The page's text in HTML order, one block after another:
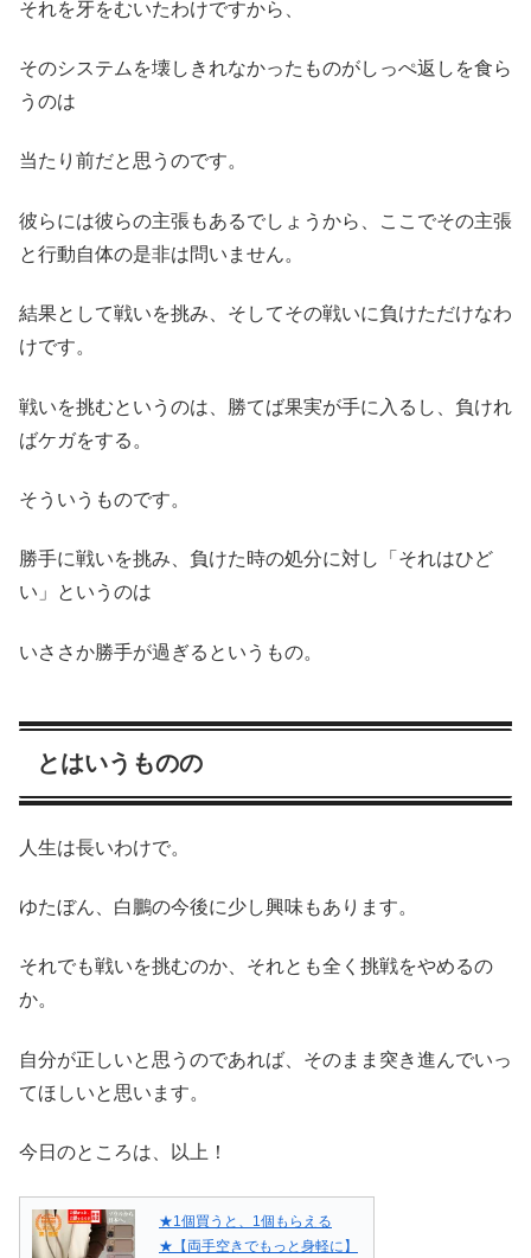
それを牙をむいたわけですから、
そのシステムを壊しきれなかったものがしっぺ返しを食ら
うのは
当たり前だと思うのです。
彼らには彼らの主張もあるでしょうから、ここでその主張
と行動自体の是非は問いません。
結果として戦いを挑み、そしてその戦いに負けただけなわ
けです。
戦いを挑むというのは、勝てば果実が手に入るし、負けれ
ばケガをする。
そういうものです。
勝手に戦いを挑み、負けた時の処分に対し「それはひど
い」というのは
いささか勝手が過ぎるというもの。
とはいうものの
人生は長いわけで。
ゆたぼん、白鵬の今後に少し興味もあります。
それでも戦いを挑むのか、それとも全く挑戦をやめるの
か。
自分が正しいと思うのであれば、そのまま突き進んでいっ
てほしいと思います。
今日のところは、以上！
★1個買うと、1個もらえる
★【両手空きでもっと身軽に】